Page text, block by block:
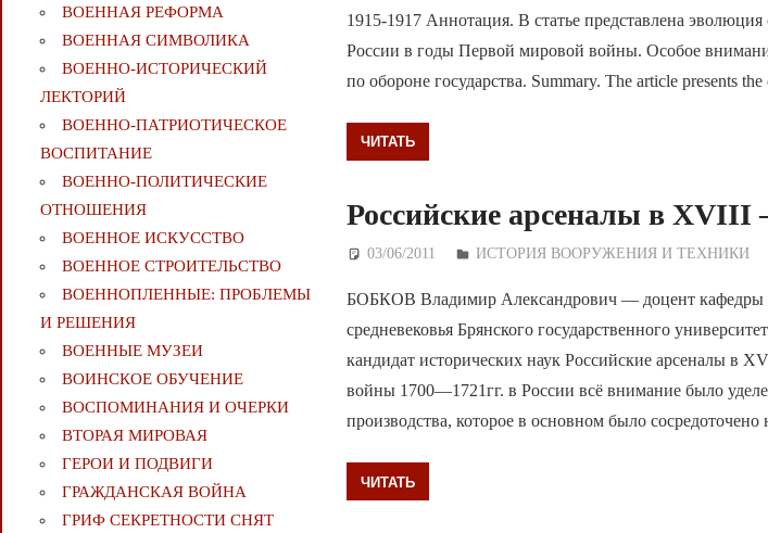
1915-1917 Аннотация. В статье представлена
России в годы Первой мировой войны. Особое
по обороне государства. Summary. The article presents
ЧИТАТЬ
Российские арсеналы в
03/06/2011 Дежурный по Редакции
ИСТОРИЯ ВООРУЖЕНИЯ И ТЕХНИКИ
БОБКОВ Владимир Александрович — доцент кафедры
средневековья Брянского государственного
кандидат исторических наук Российские арсеналы в
войны 1700—1721гг. в России всё внимание было
производства, которое в основном было сосредоточено
ЧИТАТЬ
ВОЕННАЯ РЕФОРМА
ВОЕННАЯ СИМВОЛИКА
ВОЕННО-ИСТОРИЧЕСКИЙ
ЛЕКТОРИЙ
ВОЕННО-ПАТРИОТИЧЕСКОЕ
ВОСПИТАНИЕ
ВОЕННО-ПОЛИТИЧЕСКИE
ОТНОШЕНИЯ
ВОЕННОЕ ИСКУССТВО
ВОЕННОЕ СТРОИТЕЛЬСТВО
ВОЕННОПЛЕННЫЕ: ПРОБЛЕМЫ
И РЕШЕНИЯ
ВОЕННЫЕ МУЗЕИ
ВОИНСКОЕ ОБУЧЕНИЕ
ВОСПОМИНАНИЯ И ОЧЕРКИ
ВТОРАЯ МИРОВАЯ
ГЕРОИ И ПОДВИГИ
ГРАЖДАНСКАЯ ВОЙНА
ГРИФ СЕКРЕТНОСТИ СНЯТ